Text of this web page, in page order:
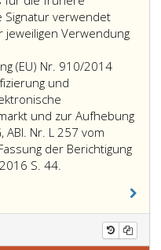
Signatur verwendet
Verwendung
(EU) Nr. 910/2014
und
und zur Aufhebung
ABl. Nr. L 257 vom
der Berichtigung
S. 44.
(EU)
Nr. 910/2014
über